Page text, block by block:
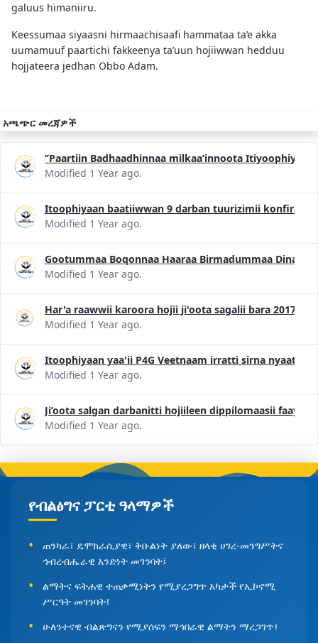
galuus himaniiru.
Keessumaa siyaasni hirmaachisaafi hammataa ta’e akka
uumamuuf paartichi fakkeenya ta’uun hojiiwwan hedduu
hojjateera jedhan Obbo Adam.
አጫጭር መረጃዎች
‘’Paartiin Badhaadhinnaa milkaa’innoota Itiyoophiyaa
Modified 1 Year ago.
Itoophiyaan baatiiwwan 9 darban tuurizimii
Modified 1 Year ago.
Gootummaa Boqonnaa Haaraa Birmadummaa
Modified 1 Year ago.
Har'a raawwii karoora hojii ji'oota sagalii bara 2017
Modified 1 Year ago.
Itoophiyaan yaa'ii P4G Veetnaam irratti sirna nyaataa
Modified 1 Year ago.
Ji’oota salgan darbanitti hojiileen dippilomaasii
Modified 1 Year ago.
የብልፅግና ፓርቲ ዓላማዎች
ጠንካራ፣ ዴሞክራሲያዊ፣ ቅቡልነት ያለው፣ ዘላቂ ሀገረ-መንግሥትና
ኅብረብሔራዊ አንድነት መገንባት፤
ልማትና ፍትሐዊ ተጠቃሚነትን የሚያረጋግጥ አካታች የኢኮኖሚ
ሥርዓት መገንባት፤
ሁለንተናዊ ብልጽግናን የሚያሰፍን ማኅበራዊ ልማትን ማረጋገጥ፤